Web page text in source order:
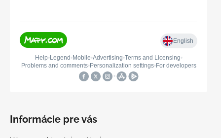
Informácie pre vás